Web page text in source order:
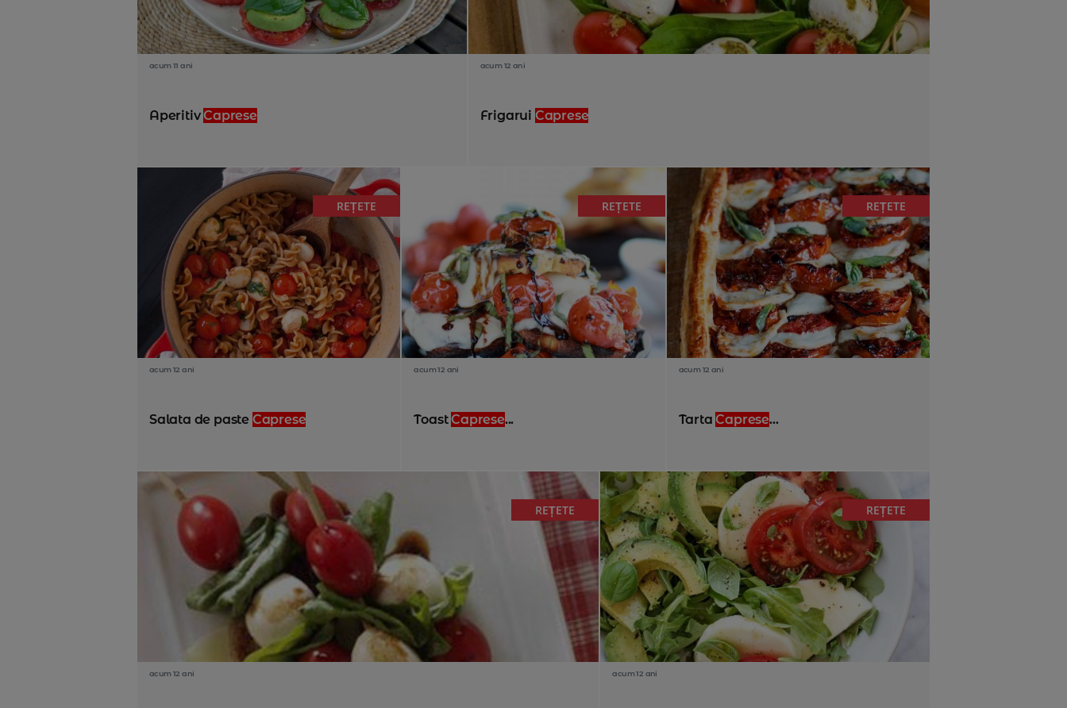
acum 11 ani
AperitivCaprese
acum 12 ani
Frigarui Caprese
REȚETE
acum 12 ani
Salata de paste Caprese
REȚETE
acum 12 ani
ToastCaprese...
REȚETE
acum 12 ani
TartaCaprese...
REȚETE
acum 12 ani
REȚETE
acum 12 ani